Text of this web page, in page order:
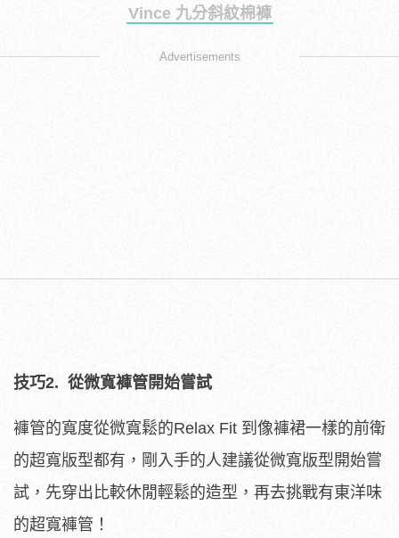
Vince 九分斜紋棉褲
Advertisements
技巧2. 從微寬褲管開始嘗試
褲管的寬度從微寬鬆的Relax Fit 到像褲裙一樣的前衛
的超寬版型都有，剛入手的人建議從微寬版型開始嘗
試，先穿出比較休閒輕鬆的造型，再去挑戰有東洋味
的超寬褲管！